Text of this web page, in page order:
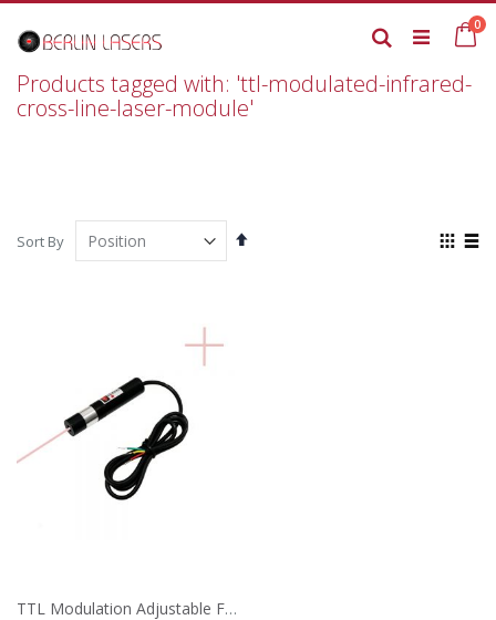
to
Content
0
Search
Products tagged with: 'ttl-modulated-infrared-
cross-line-laser-module'
Sort By
Set
View
TTL Modulation Adjustable Focus 808nm Infrared Cross Line Laser Module